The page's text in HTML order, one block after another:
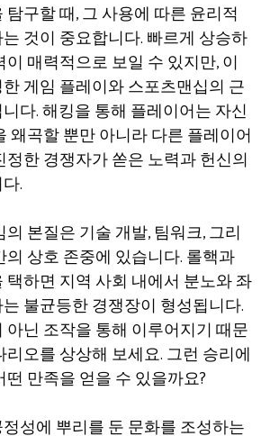
구할 때, 그 사용에 따른 윤리적
것이 중요합니다. 빠르게 상승하
매력적으로 보일 수 있지만, 이
게임 플레이와 스포츠맨십의 근
다. 해킹을 통해 플레이어는 자신
왜곡할 뿐만 아니라 다른 플레이어
정한 경쟁자가 쏟은 노력과 헌신의
.
본질은 기술 개발, 팀워크, 그리
의 상호 존중에 있습니다. 롤핵과
택하면 지역 사회 내에서 분노와 좌
불균등한 경쟁장이 형성됩니다.
아닌 조작을 통해 이루어지기 때문
오를 상상해 보세요. 그런 승리에
만족을 얻을 수 있을까요?
성에 뿌리를 둔 문화를 조성하는